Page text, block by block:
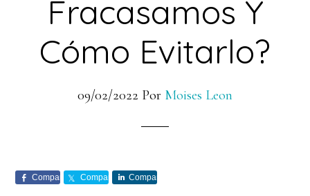
Fracasamos Y
Cómo Evitarlo?
09/02/2022 Por Moises Leon
Comparte Comparte Comparte